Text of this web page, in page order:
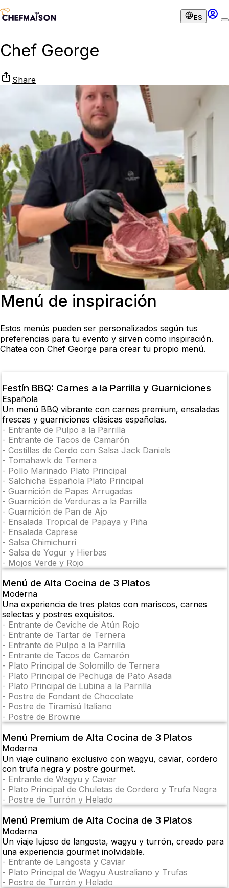
ES
Chef George
Share
Menú de inspiración
Estos menús pueden ser personalizados según tus
preferencias para tu evento y sirven como inspiración.
Chatea con Chef George para crear tu propio menú.
Festín BBQ: Carnes a la Parrilla y Guarniciones
Española
Un menú BBQ vibrante con carnes premium, ensaladas
frescas y guarniciones clásicas españolas.
- Entrante de Pulpo a la Parrilla
- Entrante de Tacos de Camarón
- Costillas de Cerdo con Salsa Jack Daniels
- Tomahawk de Ternera
- Pollo Marinado Plato Principal
- Salchicha Española Plato Principal
- Guarnición de Papas Arrugadas
- Guarnición de Verduras a la Parrilla
- Guarnición de Pan de Ajo
- Ensalada Tropical de Papaya y Piña
- Ensalada Caprese
- Salsa Chimichurri
- Salsa de Yogur y Hierbas
- Mojos Verde y Rojo
Menú de Alta Cocina de 3 Platos
Moderna
Una experiencia de tres platos con mariscos, carnes
selectas y postres exquisitos.
- Entrante de Ceviche de Atún Rojo
- Entrante de Tartar de Ternera
- Entrante de Pulpo a la Parrilla
- Entrante de Tacos de Camarón
- Plato Principal de Solomillo de Ternera
- Plato Principal de Pechuga de Pato Asada
- Plato Principal de Lubina a la Parrilla
- Postre de Fondant de Chocolate
- Postre de Tiramisú Italiano
- Postre de Brownie
Menú Premium de Alta Cocina de 3 Platos
Moderna
Un viaje culinario exclusivo con wagyu, caviar, cordero
con trufa negra y postre gourmet.
- Entrante de Wagyu y Caviar
- Plato Principal de Chuletas de Cordero y Trufa Negra
- Postre de Turrón y Helado
Menú Premium de Alta Cocina de 3 Platos
Moderna
Un viaje lujoso de langosta, wagyu y turrón, creado para
una experiencia gourmet inolvidable.
- Entrante de Langosta y Caviar
- Plato Principal de Wagyu Australiano y Trufas
- Postre de Turrón y Helado